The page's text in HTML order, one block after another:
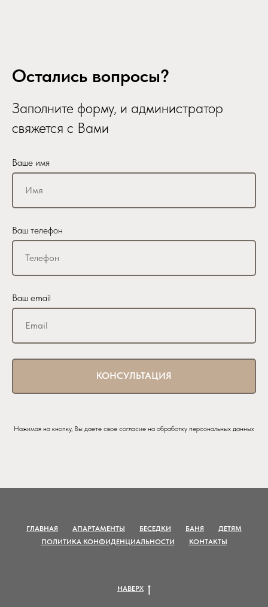
Остались вопросы?
Заполните форму, и администратор
свяжется с Вами
Ваше имя
Ваш телефон
Ваш email
КОНСУЛЬТАЦИЯ
Нажимая на кнопку, Вы даете свое согласие на обработку персональных данных
ГЛАВНАЯ АПАРТАМЕНТЫ БЕСЕДКИ БАНЯ
ДЕТЯМ
ПОЛИТИКА КОНФИДЕНЦИАЛЬНОСТИ
КОНТАКТЫ
НАВЕРХ